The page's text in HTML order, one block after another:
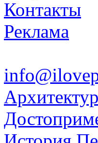
Контакты
Реклама